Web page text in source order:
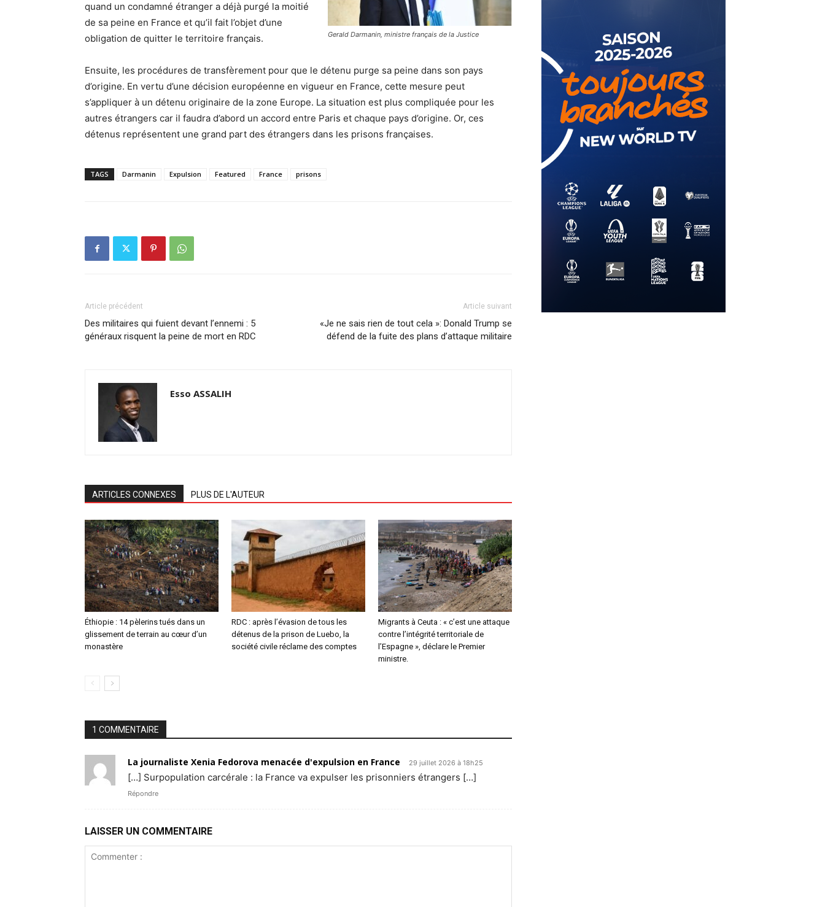
Gerald Darmanin, ministre français de la Justice
quand un condamné étranger a déjà purgé la moitié
de sa peine en France et qu’il fait l’objet d’une
obligation de quitter le territoire français.
Ensuite, les procédures de transfèrement pour que le détenu purge sa peine dans son pays
d’origine. En vertu d’une décision européenne en vigueur en France, cette mesure peut
s’appliquer à un détenu originaire de la zone Europe. La situation est plus compliquée pour les
autres étrangers car il faudra d’abord un accord entre Paris et chaque pays d’origine. Or, ces
détenus représentent une grand part des étrangers dans les prisons françaises.
TAGS Darmanin Expulsion Featured France prisons
Article précédent
Des militaires qui fuient devant l’ennemi : 5
généraux risquent la peine de mort en RDC
Article suivant
«Je ne sais rien de tout cela »: Donald Trump se
défend de la fuite des plans d’attaque militaire
Esso ASSALIH
ARTICLES CONNEXES PLUS DE L'AUTEUR
Éthiopie : 14 pèlerins tués dans un
glissement de terrain au cœur d’un
monastère
RDC : après l’évasion de tous les
détenus de la prison de Luebo, la
société civile réclame des comptes
Migrants à Ceuta : « c’est une attaque
contre l’intégrité territoriale de
l’Espagne », déclare le Premier
ministre.
1 COMMENTAIRE
La journaliste Xenia Fedorova menacée d'expulsion en France 29 juillet 2026 à 18h25
[…] Surpopulation carcérale : la France va expulser les prisonniers étrangers […]
Répondre
LAISSER UN COMMENTAIRE